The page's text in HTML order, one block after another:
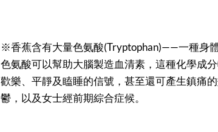
※香蕉含有大量色氨酸(Tryptophan)——一種身
色氨酸可以幫助大腦製造血清素，這種化學成
歡樂、平靜及瞌睡的信號，甚至還可產生鎮痛
鬱，以及女士經前期綜合症候。